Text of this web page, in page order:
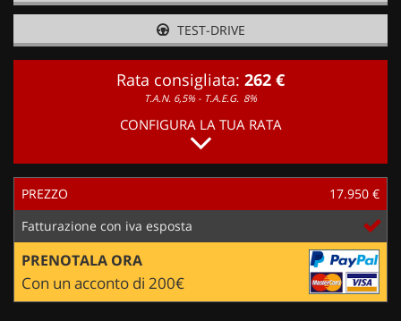
TEST-DRIVE
Rata consigliata: 262 €
T.A.N. 6,5% - T.A.E.G. 8%
CONFIGURA LA TUA RATA
PREZZO
17.950 €
Fatturazione con iva esposta
PRENOTALA ORA
Con un acconto di 200€